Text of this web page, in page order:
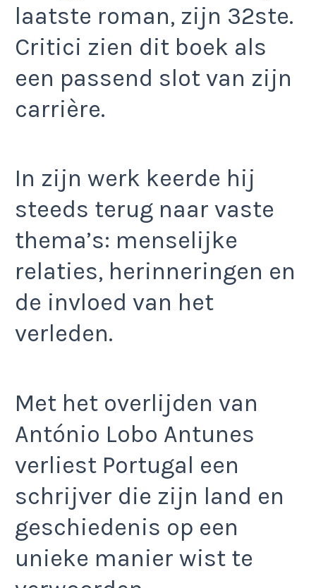
laatste roman, zijn 32ste.
Critici zien dit boek als
een passend slot van zijn
carrière.
In zijn werk keerde hij
steeds terug naar vaste
thema’s: menselijke
relaties, herinneringen en
de invloed van het
verleden.
Met het overlijden van
António Lobo Antunes
verliest Portugal een
schrijver die zijn land en
geschiedenis op een
unieke manier wist te